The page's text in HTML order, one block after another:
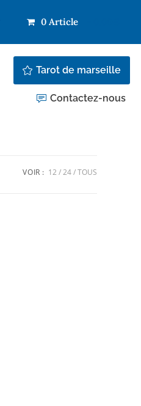
0 Article
Tarot de marseille
Contactez-nous
VOIR : 12 24 TOUS